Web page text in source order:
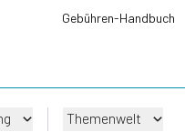
Gebühren-Handbuch
Themenwelt